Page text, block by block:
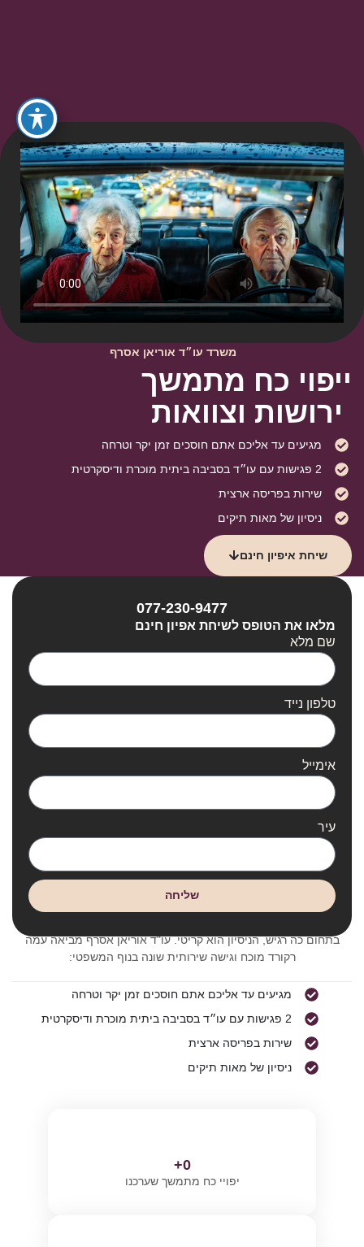
משרד עו״ד אוריאן אסרף
ייפוי כח מתמשך
ירושות וצוואות
מגיעים עד אליכם אתם חוסכים זמן יקר וטרחה
2 פגישות עם עו״ד בסביבה ביתית מוכרת ודיסקרטית
שירות בפריסה ארצית
ניסיון של מאות תיקים
שיחת איפיון חינם
077-230-9477
מלאו את הטופס לשיחת אפיון חינם
שם מלא
טלפון נייד
אימייל
עיר
שליחה
שיחת איפיון חינם 077-2310647
בתחום כה רגיש, הניסיון הוא קריטי. עו"ד אוריאן אסרף מביאה עמה
רקורד מוכח וגישה שירותית שונה בנוף המשפטי:
מגיעים עד אליכם אתם חוסכים זמן יקר וטרחה
2 פגישות עם עו״ד בסביבה ביתית מוכרת ודיסקרטית
שירות בפריסה ארצית
ניסיון של מאות תיקים
יפויי כח מתמשך שערכנו
0
+